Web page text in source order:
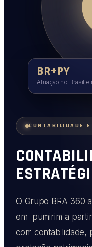
CONTABILIDADE
O Grupo BRA 360
em Ipumirim a
com contabilidade,
BR+PY
Atuação no Brasil e